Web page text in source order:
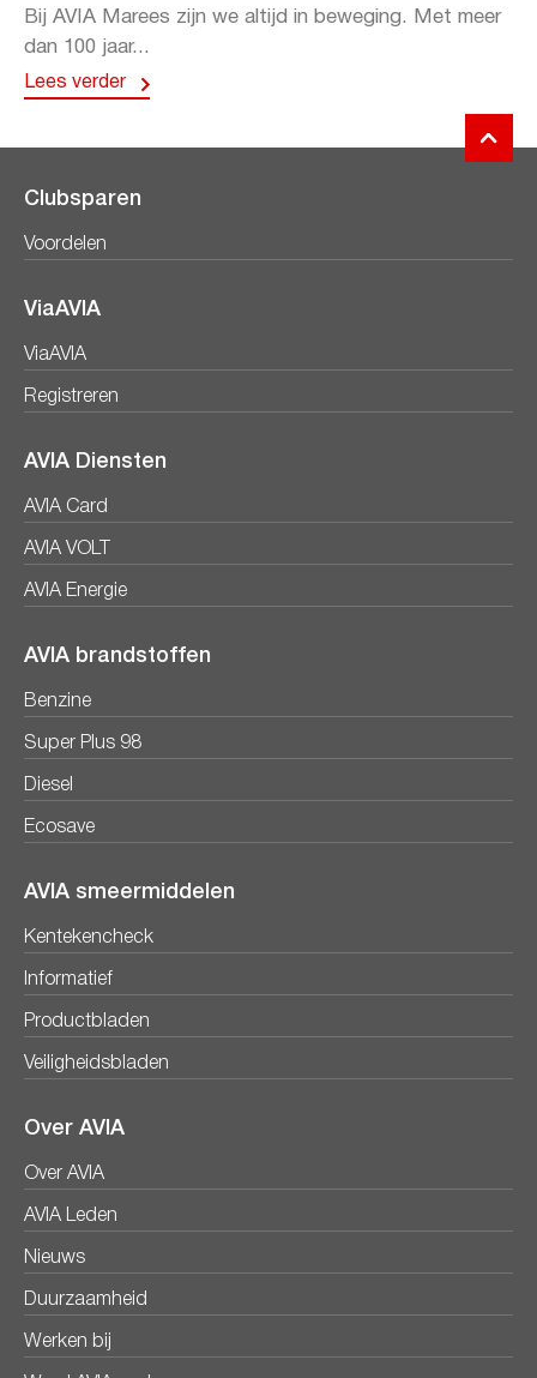
Bij AVIA Marees zijn we altijd in beweging. Met meer
dan 100 jaar...
Lees verder
Clubsparen
Voordelen
ViaAVIA
ViaAVIA
Registreren
AVIA Diensten
AVIA Card
AVIA VOLT
AVIA Energie
AVIA brandstoffen
Benzine
Super Plus 98
Diesel
Ecosave
AVIA smeermiddelen
Kentekencheck
Informatief
Productbladen
Veiligheidsbladen
Over AVIA
Over AVIA
AVIA Leden
Nieuws
Duurzaamheid
Werken bij